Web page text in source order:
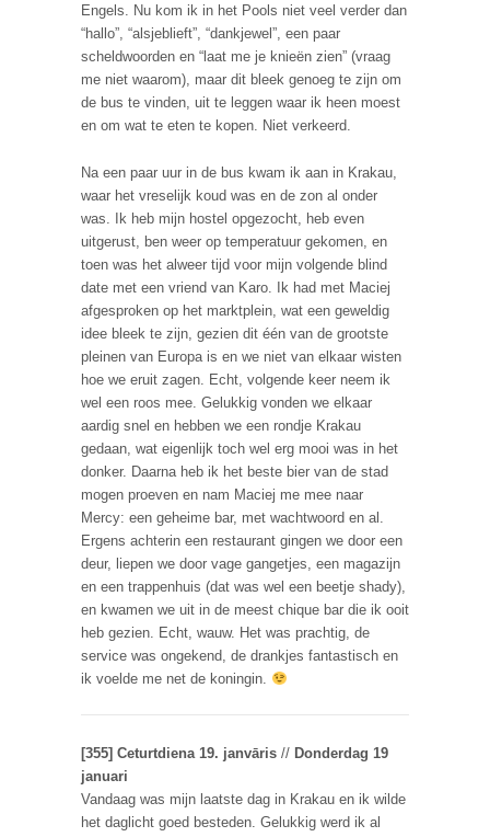
Engels. Nu kom ik in het Pools niet veel verder dan
“hallo”, “alsjeblieft”, “dankjewel”, een paar
scheldwoorden en “laat me je knieën zien” (vraag
me niet waarom), maar dit bleek genoeg te zijn om
de bus te vinden, uit te leggen waar ik heen moest
en om wat te eten te kopen. Niet verkeerd.
Na een paar uur in de bus kwam ik aan in Krakau,
waar het vreselijk koud was en de zon al onder
was. Ik heb mijn hostel opgezocht, heb even
uitgerust, ben weer op temperatuur gekomen, en
toen was het alweer tijd voor mijn volgende blind
date met een vriend van Karo. Ik had met Maciej
afgesproken op het marktplein, wat een geweldig
idee bleek te zijn, gezien dit één van de grootste
pleinen van Europa is en we niet van elkaar wisten
hoe we eruit zagen. Echt, volgende keer neem ik
wel een roos mee. Gelukkig vonden we elkaar
aardig snel en hebben we een rondje Krakau
gedaan, wat eigenlijk toch wel erg mooi was in het
donker. Daarna heb ik het beste bier van de stad
mogen proeven en nam Maciej me mee naar
Mercy: een geheime bar, met wachtwoord en al.
Ergens achterin een restaurant gingen we door een
deur, liepen we door vage gangetjes, een magazijn
en een trappenhuis (dat was wel een beetje shady),
en kwamen we uit in de meest chique bar die ik ooit
heb gezien. Echt, wauw. Het was prachtig, de
service was ongekend, de drankjes fantastisch en
ik voelde me net de koningin.
[355] Ceturtdiena 19. janvāris // Donderdag 19
januari
Vandaag was mijn laatste dag in Krakau en ik wilde
het daglicht goed besteden. Gelukkig werd ik al